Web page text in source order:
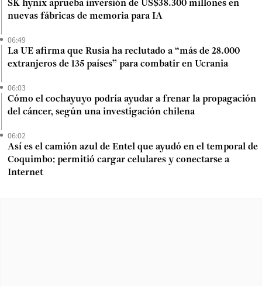
SK hynix aprueba inversión de US$38.300 millones en
nuevas fábricas de memoria para IA
06:49
La UE afirma que Rusia ha reclutado a “más de 28.000
extranjeros de 135 países” para combatir en Ucrania
06:03
Cómo el cochayuyo podría ayudar a frenar la propagación
del cáncer, según una investigación chilena
06:02
Así es el camión azul de Entel que ayudó en el temporal de
Coquimbo: permitió cargar celulares y conectarse a
Internet